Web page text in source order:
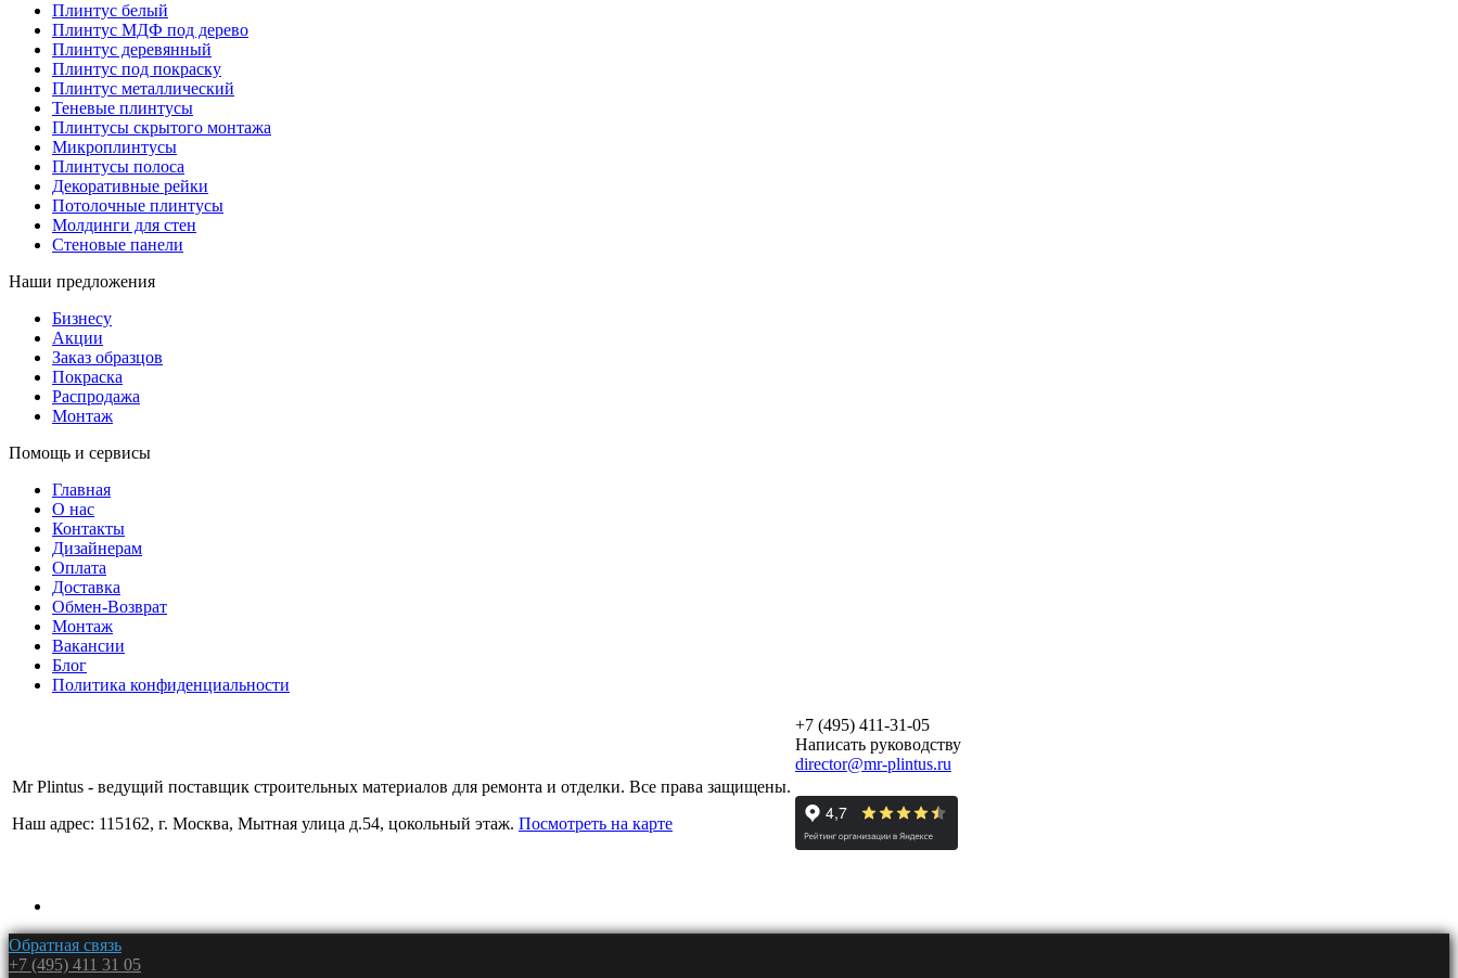
Плинтус белый
Плинтус МДФ под дерево
Плинтус деревянный
Плинтус под покраску
Плинтус металлический
Теневые плинтусы
Плинтусы скрытого монтажа
Микроплинтусы
Плинтусы полоса
Декоративные рейки
Потолочные плинтусы
Молдинги для стен
Стеновые панели
Наши предложения
Бизнесу
Акции
Заказ образцов
Покраска
Распродажа
Монтаж
Помощь и сервисы
Главная
О нас
Контакты
Дизайнерам
Оплата
Доставка
Обмен-Возврат
Монтаж
Вакансии
Блог
Политика конфиденциальности
Mr Plintus - ведущий поставщик строительных материалов для ремонта и отделки. Все права защищены.
Наш адрес: 115162, г. Москва, Мытная улица д.54, цокольный этаж. Посмотреть на карте
+7 (495) 411-31-05
Написать руководству
director@mr-plintus.ru
Обратная связь
+7 (495) 411 31 05